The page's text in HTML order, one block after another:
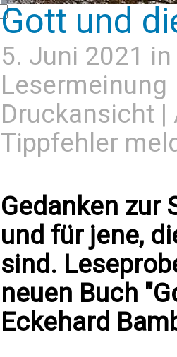
Gott und
5. Juni 2021 in
Lesermeinung
Druckansicht |
Tippfehler
Gedanken zur
und für jene,
sind.
neuen Buch
Eckehard